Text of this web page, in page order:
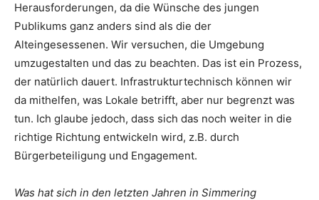
Herausforderungen, da die Wünsche des jungen
Publikums ganz anders sind als die der
Alteingesessenen. Wir versuchen, die Umgebung
umzugestalten und das zu beachten. Das ist ein Prozess,
der natürlich dauert. Infrastrukturtechnisch können wir
da mithelfen, was Lokale betrifft, aber nur begrenzt was
tun. Ich glaube jedoch, dass sich das noch weiter in die
richtige Richtung entwickeln wird, z.B. durch
Bürgerbeteiligung und Engagement.
Was hat sich in den letzten Jahren in Simmering